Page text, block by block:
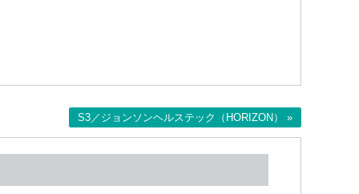
S3／ジョンソンヘルステック（HORIZON） »